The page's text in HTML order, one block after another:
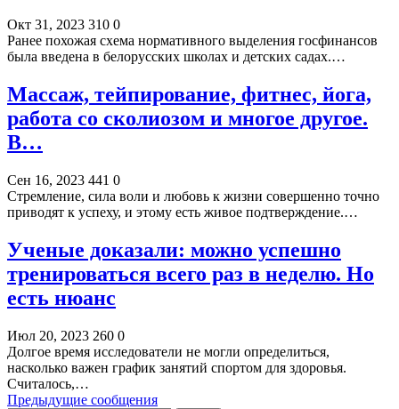
Окт 31, 2023 310 0
Ранее похожая схема нормативного выделения госфинансов
была введена в белорусских школах и детских садах.…
Массаж, тейпирование, фитнес, йога,
работа со сколиозом и многое другое.
В…
Сен 16, 2023 441 0
Стремление, сила воли и любовь к жизни совершенно точно
приводят к успеху, и этому есть живое подтверждение.…
Ученые доказали: можно успешно
тренироваться всего раз в неделю. Но
есть нюанс
Июл 20, 2023 260 0
Долгое время исследователи не могли определиться,
насколько важен график занятий спортом для здоровья.
Считалось,…
Предыдущие сообщения